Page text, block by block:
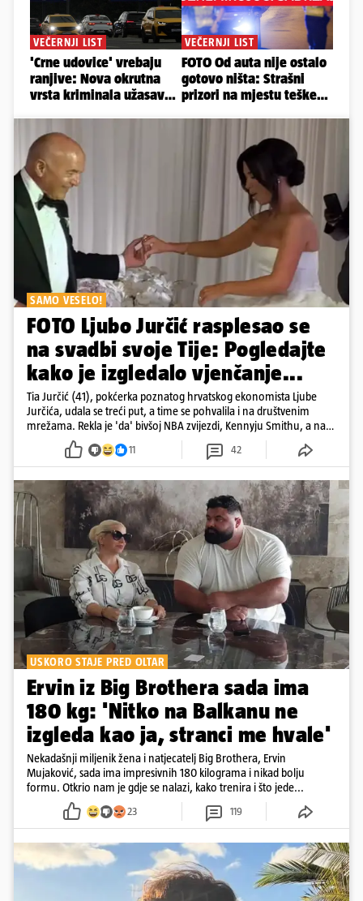
SAMO VESELO!
FOTO Ljubo Jurčić rasplesao se
na svadbi svoje Tije: Pogledajte
kako je izgledalo vjenčanje...
Tia Jurčić (41), pokćerka poznatog hrvatskog ekonomista Ljube
Jurčića, udala se treći put, a time se pohvalila i na društvenim
mrežama. Rekla je 'da' bivšoj NBA zvijezdi, Kennyju Smithu, a na
snimkama i fotografijama je pokazala vesele trenutke s vjenčanja
11 42
USKORO STAJE PRED OLTAR
Ervin iz Big Brothera sada ima
180 kg: 'Nitko na Balkanu ne
izgleda kao ja, stranci me hvale'
Nekadašnji miljenik žena i natjecatelj Big Brothera, Ervin
Mujaković, sada ima impresivnih 180 kilograma i nikad bolju
formu. Otkrio nam je gdje se nalazi, kako trenira i što jede...
23 119